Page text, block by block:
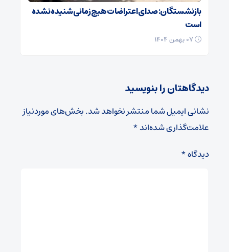
بازنشستگان: صدای اعتراضات هیچ زمانی شنیده نشده
است
دیدگاهتان را بنویسید
نشانی ایمیل شما منتشر نخواهد شد.بخش‌های موردنیاز
علامت‌گذاری شده‌اند*
دیدگاه*